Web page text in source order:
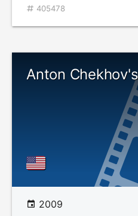
405478
Anton
2009